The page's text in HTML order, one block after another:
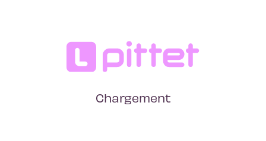
Chargement